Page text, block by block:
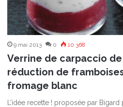
9 mai 2013 0 10 368
Verrine de carpaccio
réduction de
fromage blanc
L’idée recette ! proposée par